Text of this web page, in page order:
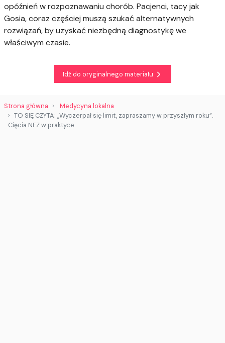
opóźnień w rozpoznawaniu chorób. Pacjenci, tacy jak
Gosia, coraz częściej muszą szukać alternatywnych
rozwiązań, by uzyskać niezbędną diagnostykę we
właściwym czasie.
Idź do oryginalnego materiału
Strona główna
Medycyna lokalna
TO SIĘ CZYTA: „Wyczerpał się limit, zapraszamy w przyszłym roku”.
Cięcia NFZ w praktyce